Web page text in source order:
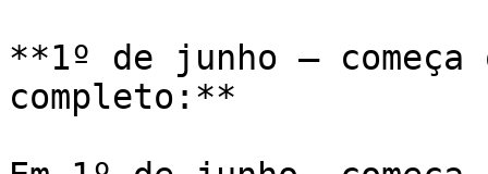
**1º de junho —
completo:**